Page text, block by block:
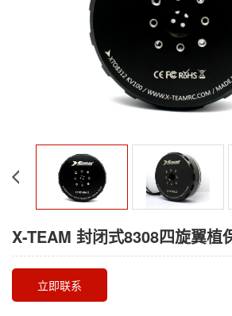
X-TEAM 封闭式8308四旋翼植
立即联系